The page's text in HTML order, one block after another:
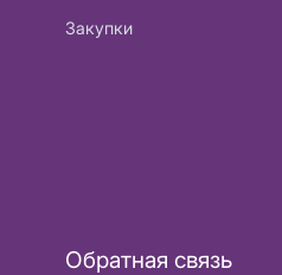
Закупки
Обратная связь